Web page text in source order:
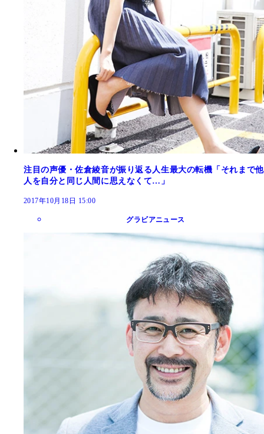
注目の声優・佐倉綾音が振り返る人生最大の転機「それまで他
人を自分と同じ人間に思えなくて…」
2017年10月18日 15:00
グラビアニュース